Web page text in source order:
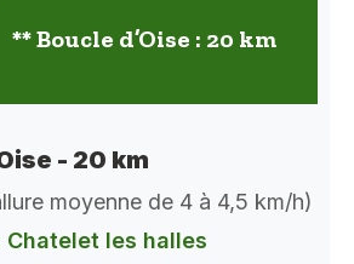
** Boucle d’Oise : 20 km
- 20 km
moyenne de 4 à 4,5 km/h)
Chatelet les halles